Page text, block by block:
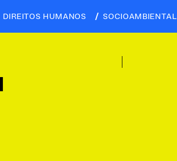
DIREITOS HUMANOS SOCIOAMBIENTAL